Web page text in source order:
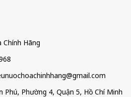
Chính Hãng
Phú, Phường 4, Quận 5, Hồ Chí Minh